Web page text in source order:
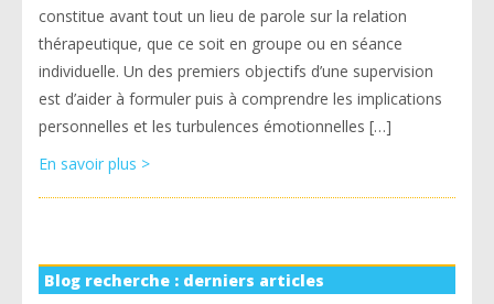
constitue avant tout un lieu de parole sur la relation
thérapeutique, que ce soit en groupe ou en séance
individuelle. Un des premiers objectifs d’une supervision
est d’aider à formuler puis à comprendre les implications
personnelles et les turbulences émotionnelles […]
En savoir plus >
Blog recherche : derniers articles